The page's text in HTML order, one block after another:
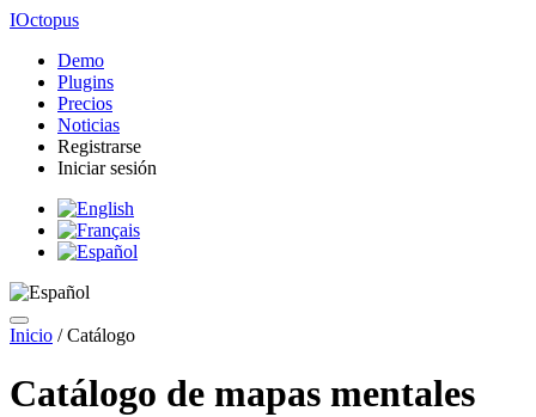
IOctopus
Demo
Plugins
Precios
Noticias
Registrarse
Iniciar sesión
Inicio /Catálogo
Catálogo de mapas mentales